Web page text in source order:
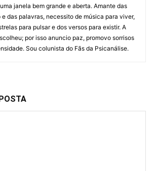
janela bem grande e aberta. Amante das
das palavras, necessito de música para viver,
para pulsar e dos versos para existir. A
por isso anuncio paz, promovo sorrisos
Sou colunista do Fãs da Psicanálise.